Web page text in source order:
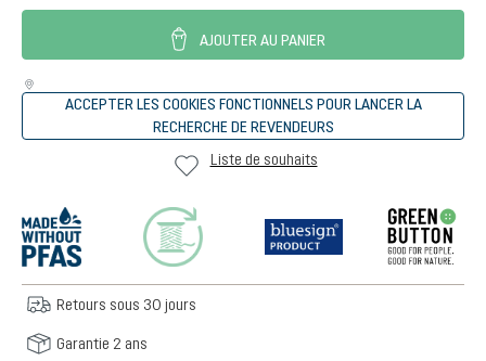
AJOUTER AU PANIER
ACCEPTER LES COOKIES FONCTIONNELS POUR LANCER LA
RECHERCHE DE REVENDEURS
Liste de souhaits
Retours sous 30 jours
Garantie 2 ans